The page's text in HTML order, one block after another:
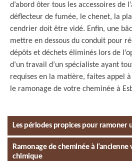
d’abord ôter tous les accessoires de
déflecteur de fumée, le chenet, la
cendrier doit être vidé. Enfin, une
mettre en dessous du conduit pour
dépôts et déchets éliminés lors de
d’un travail d’un spécialiste ayant
requises en la matière, faites appel
le ramonage de votre cheminée à
Les périodes propices pour ramoner
Ramonage de cheminée à l’ancienne
chimique